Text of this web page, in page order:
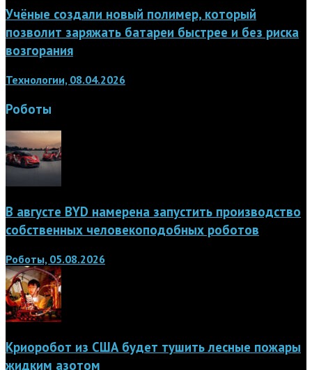
Учёные создали новый полимер, который
позволит заряжать батареи быстрее и без риска
возгорания
Технологии, 08.04.2026
Роботы
В августе BYD намерена запустить производство
собственных человекоподобных роботов
Роботы, 05.08.2026
Криоробот из США будет тушить лесные пожары
жидким азотом